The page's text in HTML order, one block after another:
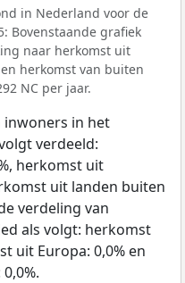
in Nederland voor de
Bovenstaande grafiek
naar herkomst uit
herkomst van buiten
NC per jaar.
inwoners in het
verdeeld:
herkomst uit
uit landen buiten
verdeling van
als volgt: herkomst
uit Europa: 0,0% en